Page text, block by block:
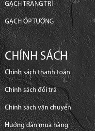
GẠCH TRANG TRÍ
GẠCH ỐP TƯỜNG
CHÍNH SÁCH
Chính sách thanh toán
Chính sách đổi trả
Chính sách vận chuyển
Hướng dẫn mua hàng